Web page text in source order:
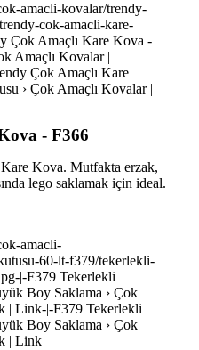
amacli-kovalar/trendy-
cok-amacli-kare-
Çok Amaçlı Kare Kova -
Amaçlı Kovalar |
Çok Amaçlı Kare
› Çok Amaçlı Kovalar |
- F366
Kova. Mutfakta erzak,
lego saklamak için ideal.
amacli-
60-lt-f379/tekerlekli-
|-F379 Tekerlekli
Boy Saklama › Çok
| Link-|-F379 Tekerlekli
Boy Saklama › Çok
| Link